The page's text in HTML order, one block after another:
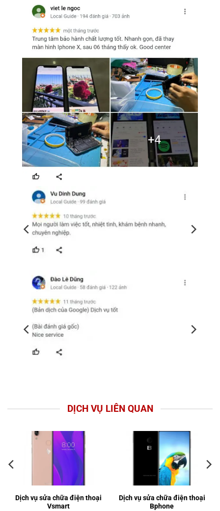
DỊCH VỤ LIÊN QUAN
Dịch vụ sửa chữa điện thoại
Vsmart
Dịch vụ sửa chữa điện thoại
Bphone